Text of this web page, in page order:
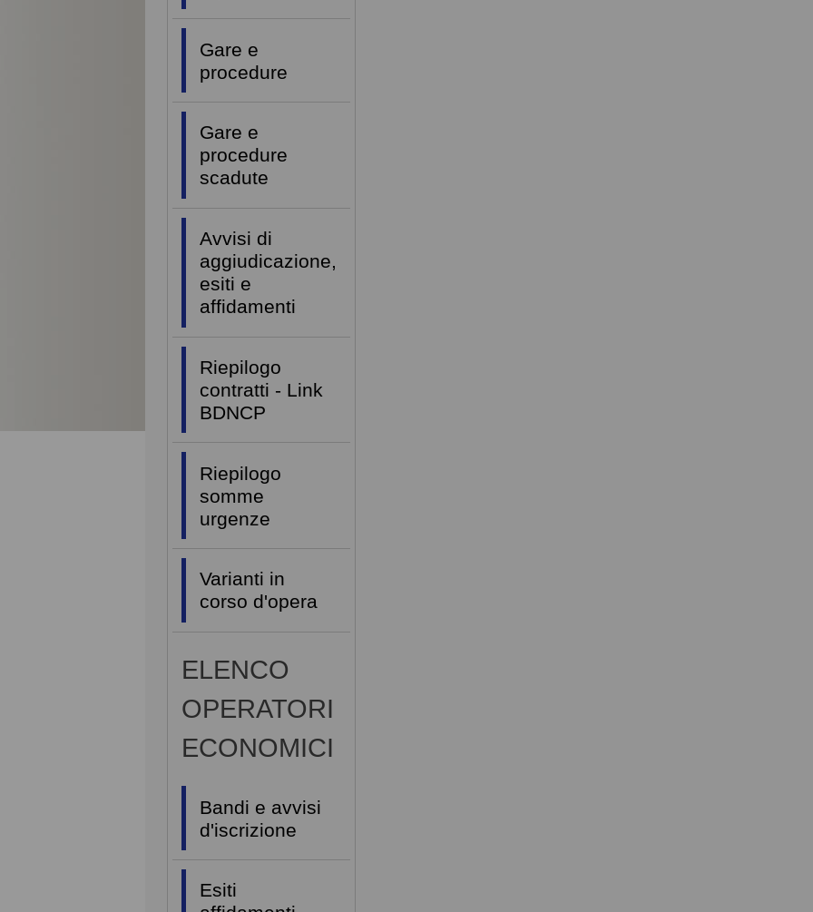
Gare e
procedure
Gare e
procedure
scadute
Avvisi di
aggiudicazione,
esiti e
affidamenti
Riepilogo
contratti - Link
BDNCP
Riepilogo
somme
urgenze
Varianti in
corso d'opera
ELENCO
OPERATORI
ECONOMICI
Bandi e avvisi
d'iscrizione
Esiti